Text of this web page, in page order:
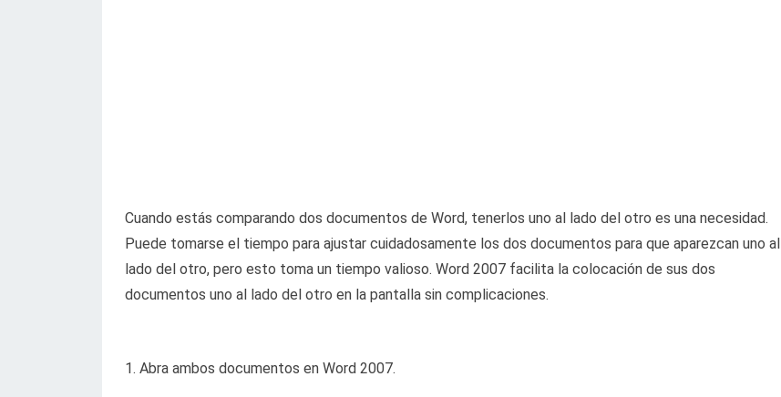
Cuando estás comparando dos documentos de Word, tenerlos uno al lado del otro es una necesidad.
Puede tomarse el tiempo para ajustar cuidadosamente los dos documentos para que aparezcan uno al
lado del otro, pero esto toma un tiempo valioso. Word 2007 facilita la colocación de sus dos
documentos uno al lado del otro en la pantalla sin complicaciones.
1. Abra ambos documentos en Word 2007.